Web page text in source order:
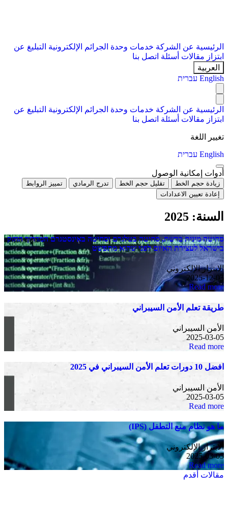
الرئيسية عن الشركة خدمات وحدة الجرائم الإلكترونية التبليغ عن
ابتزاز مقالات أسئلة اتصل بنا
العربية
English עברית
الرئيسية عن الشركة خدمات وحدة الجرائم الإلكترونية التبليغ عن
ابتزاز مقالات أسئلة اتصل بنا
تغيير اللغة
English עברית
أدوات إمكانية الوصول
زيادة حجم الخط تقليل حجم الخط تدرج الرمادي
تمييز الروابط
إعادة تعيين الاعدادات
السنة: 2025
סחיטה מינית ברשת, סחיטה בטלגרם וסחיטה באינסטגרם המדריך החזק
בישראל לעצירת האיום לפני שהוא מתפשט
الابتزاز الإلكتروني
2025-12-03
Read more
طريقة تعلم الأمن السيبراني
الأمن السيبراني
2025-03-05
Read more
افضل 10 دورات تعلم الأمن السيبراني في 2025
الأمن السيبراني
2025-03-05
Read more
ما هو نظام منع التطفل (IPS)
الابتزاز الإلكتروني
2025-03-05
Read more
تصفّح
مقالات أقدم